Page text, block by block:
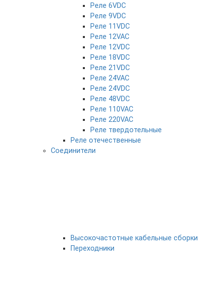
Реле 6VDC
Реле 9VDC
Реле 11VDC
Реле 12VAC
Реле 12VDC
Реле 18VDC
Реле 21VDC
Реле 24VAC
Реле 24VDC
Реле 48VDC
Реле 110VAC
Реле 220VAC
Реле твердотельные
Реле отечественные
Соединители
Высокочастотные кабельные сборки
Переходники